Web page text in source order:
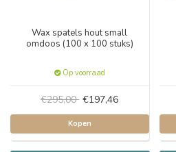
Wax spatels hout small
omdoos (100 x 100 stuks)
Op voorraad
€295,00 €197,46
Kopen